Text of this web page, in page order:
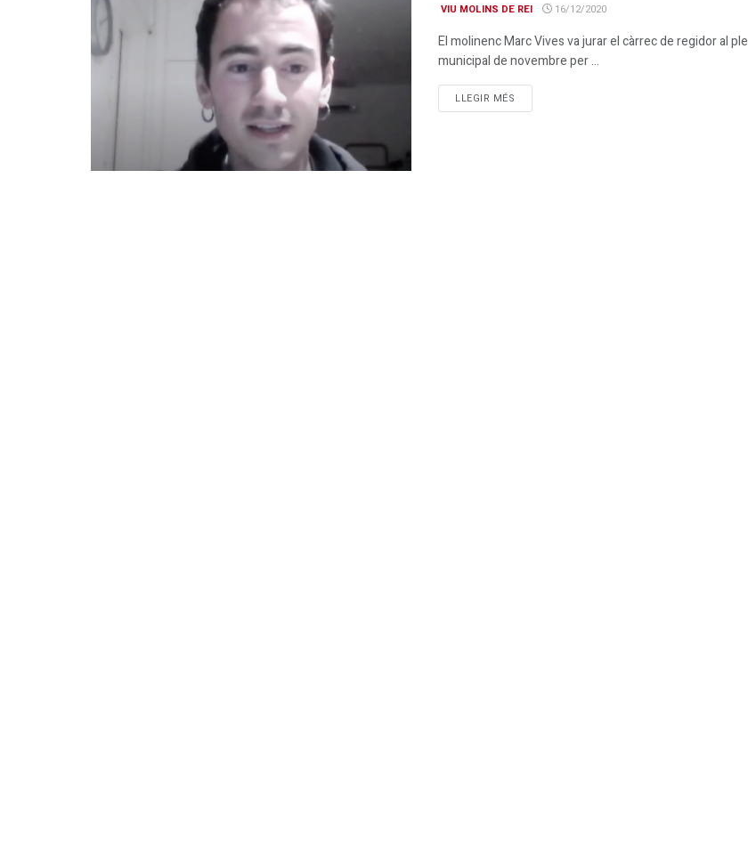
VIU MOLINS DE REI 16/12/2020
El molinenc Marc Vives va jurar el càrrec de regidor al ple
municipal de novembre per ...
LLEGIR MÉS